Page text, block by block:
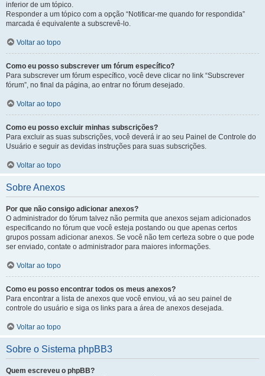
inferior de um tópico.
Responder a um tópico com a opção “Notificar-me quando for respondida”
marcada é equivalente a subscrevê-lo.
Voltar ao topo
Como eu posso subscrever um fórum específico?
Para subscrever um fórum específico, você deve clicar no link “Subscrever
fórum”, no final da página, ao entrar no fórum desejado.
Voltar ao topo
Como eu posso excluir minhas subscrições?
Para excluir as suas subscrições, você deverá ir ao seu Painel de Controle do
Usuário e seguir as devidas instruções para suas subscrições.
Voltar ao topo
Sobre Anexos
Por que não consigo adicionar anexos?
O administrador do fórum talvez não permita que anexos sejam adicionados
especificando no fórum que você esteja postando ou que apenas certos
grupos possam adicionar anexos. Se você não tem certeza sobre o que pode
ser enviado, contate o administrador para maiores informações.
Voltar ao topo
Como eu posso encontrar todos os meus anexos?
Para encontrar a lista de anexos que você enviou, vá ao seu painel de
controle do usuário e siga os links para a área de anexos desejada.
Voltar ao topo
Sobre o Sistema phpBB3
Quem escreveu o phpBB?